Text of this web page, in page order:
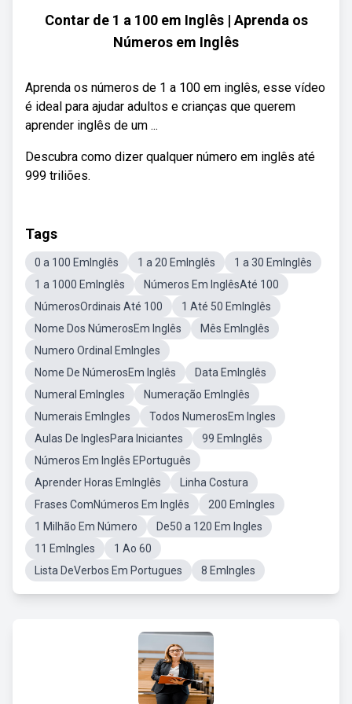
Contar de 1 a 100 em Inglês | Aprenda os
Números em Inglês
Aprenda os números de 1 a 100 em inglês, esse vídeo
é ideal para ajudar adultos e crianças que querem
aprender inglês de um ...
Descubra como dizer qualquer número em inglês até
999 triliões.
Tags
0 a 100 EmInglês 1 a 20 EmInglês
1 a 30 EmInglês
1 a 1000 EmInglês
Números Em InglêsAté 100
NúmerosOrdinais Até 100
1 Até 50 EmInglês
Nome Dos NúmerosEm Inglês
Mês EmInglês
Numero Ordinal EmIngles
Nome De NúmerosEm Inglês
Data EmInglês
Numeral EmIngles
Numeração EmInglês
Numerais EmIngles
Todos NumerosEm Ingles
Aulas De InglesPara Iniciantes
99 EmInglês
Números Em Inglês EPortuguês
Aprender Horas EmInglês
Linha Costura
Frases ComNúmeros Em Inglês
200 EmIngles
1 Milhão Em Número
De50 a 120 Em Ingles
11 EmIngles
1 Ao 60
Lista DeVerbos Em Portugues
8 EmIngles